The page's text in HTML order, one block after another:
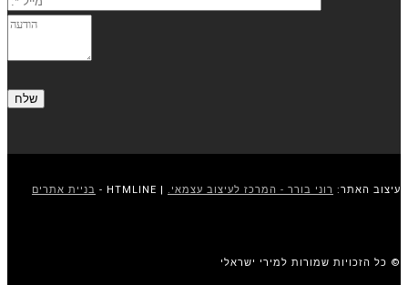
עיצוב האתר: רוני בורר - המרכז לעיצוב עצמאי. בניית אתרים
© כל הזכויות שמורות למירי ישראלי